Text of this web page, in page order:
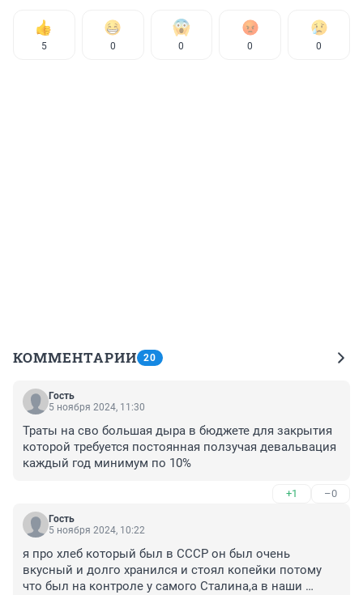
5 0 0 0 0
КОММЕНТАРИИ 20
Гость
5 ноября 2024, 11:30
Траты на сво большая дыра в бюджете для закрытия
которой требуется постоянная ползучая девальвация
каждый год минимум по 10%
+1 –0
Гость
5 ноября 2024, 10:22
я про хлеб который был в СССР он был очень
вкусный и долго хранился и стоял копейки потому
что был на контроле у самого Сталина,а в наши